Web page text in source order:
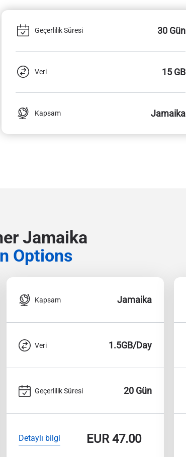
Geçerlilik Süresi 30 Gün
Veri 15 GB
Kapsam Jamaika
Jamaika
Options
Kapsam Jamaika
Veri 1.5GB/Day
Geçerlilik Süresi 20 Gün
Detaylı bilgi EUR47.00